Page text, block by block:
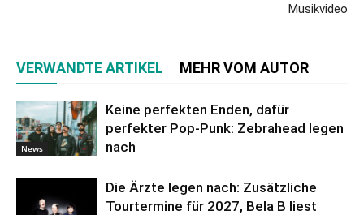
Musikvideo
VERWANDTE ARTIKEL MEHR VOM AUTOR
News
Keine perfekten Enden, dafür
perfekter Pop-Punk: Zebrahead legen
nach
Die Ärzte legen nach: Zusätzliche
Tourtermine für 2027, Bela B liest